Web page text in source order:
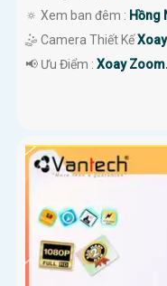
🔅 Xem ban đêm : Hồng
🤹 Camera Thiết Kế
️📢 Ưu Điểm : Xoay Zoom.